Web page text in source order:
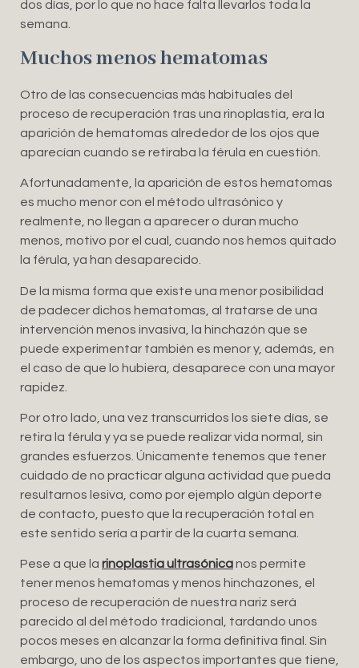
dos días, por lo que no hace falta llevarlos toda la
semana.
Muchos menos hematomas
Otro de las consecuencias más habituales del
proceso de recuperación tras una rinoplastia, era la
aparición de hematomas alrededor de los ojos que
aparecían cuando se retiraba la férula en cuestión.
Afortunadamente, la aparición de estos hematomas
es mucho menor con el método ultrasónico y
realmente, no llegan a aparecer o duran mucho
menos, motivo por el cual, cuando nos hemos quitado
la férula, ya han desaparecido.
De la misma forma que existe una menor posibilidad
de padecer dichos hematomas, al tratarse de una
intervención menos invasiva, la hinchazón que se
puede experimentar también es menor y, además, en
el caso de que lo hubiera, desaparece con una mayor
rapidez.
Por otro lado, una vez transcurridos los siete días, se
retira la férula y ya se puede realizar vida normal, sin
grandes esfuerzos. Únicamente tenemos que tener
cuidado de no practicar alguna actividad que pueda
resultarnos lesiva, como por ejemplo algún deporte
de contacto, puesto que la recuperación total en
este sentido sería a partir de la cuarta semana.
Pese a que la rinoplastia ultrasónicanos permite
tener menos hematomas y menos hinchazones, el
proceso de recuperación de nuestra nariz será
parecido al del método tradicional, tardando unos
pocos meses en alcanzar la forma definitiva final. Sin
embargo, uno de los aspectos importantes que tiene,